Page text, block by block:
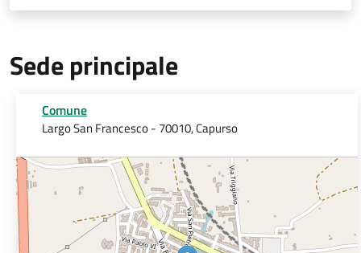
Sede principale
Comune
Largo San Francesco - 70010, Capurso